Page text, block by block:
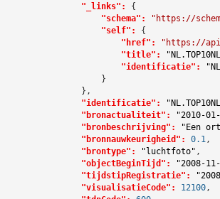
"_links":
{
"schema":
"https://
"self":
{
"href":
"https://
"title":
"identificatie":
                    }
                },
"identificatie":
"bronactualiteit":
"2010-
"bronbeschrijving":
"Een
"bronnauwkeurigheid":
0.1 ,
"brontype":
"luchtfoto" ,
"objectBeginTijd":
"2008-
"tijdstipRegistratie":
"visualisatieCode":
12100,